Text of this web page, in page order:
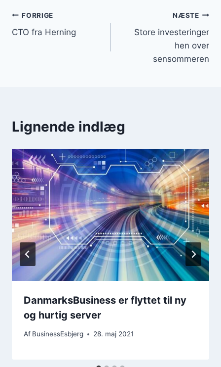
Indlægsnavigation
FORRIGE
CTO fra Herning
NÆSTE
Store investeringer
hen over
sensommeren
Lignende indlæg
DanmarksBusiness er flyttet til ny
og hurtig server
Af BusinessEsbjerg 28. maj 2021